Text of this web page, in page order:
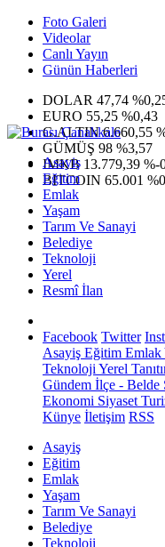
Foto Galeri
Videolar
Canlı Yayın
Günün Haberleri
DOLAR 47,74
EURO 55,25 %0,43
G.ALTIN6.660,55
GÜMÜŞ 98 %3,57
IMKB 13.779,39 %-
BITCOIN 65.001
Asayiş
Eğitim
Emlak
Yaşam
Tarım Ve Sanayi
Belediye
Teknoloji
Yerel
Resmî İlan
Facebook Twitter
Asayiş Eğitim Emlak
Teknoloji Yerel
Gündem İlçe - Belde
Ekonomi Siyaset
Künye İletişim RSS
Asayiş
Eğitim
Emlak
Yaşam
Tarım Ve Sanayi
Belediye
Teknoloji